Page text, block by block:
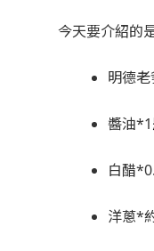
今天要介紹的
明德
醬油*1
白醋
洋蔥*